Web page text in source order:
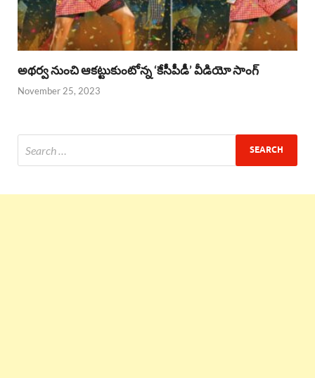
అథర్వ నుంచి ఆకట్టుకుంటోన్న ‘కేసీపీడీ’ వీడియో సాంగ్
November 25, 2023